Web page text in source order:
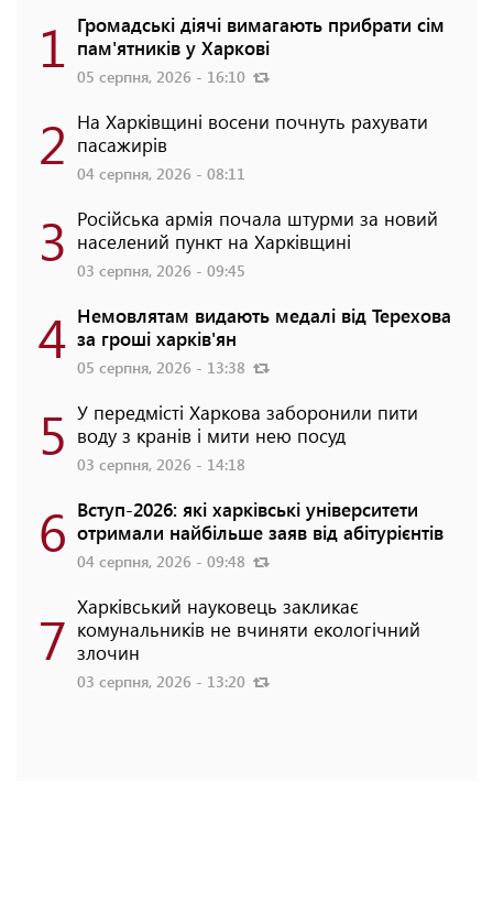
1 Громадські діячі вимагають прибрати сім
пам'ятників у Харкові
05 серпня, 2026 - 16:10
2 На Харківщині восени почнуть рахувати
пасажирів
04 серпня, 2026 - 08:11
3 Російська армія почала штурми за новий
населений пункт на Харківщині
03 серпня, 2026 - 09:45
4 Немовлятам видають медалі від Терехова
за гроші харків'ян
05 серпня, 2026 - 13:38
5 У передмісті Харкова заборонили пити
воду з кранів і мити нею посуд
03 серпня, 2026 - 14:18
6 Вступ-2026: які харківські університети
отримали найбільше заяв від абітурієнтів
04 серпня, 2026 - 09:48
7 Харківський науковець закликає
комунальників не вчиняти екологічний
злочин
03 серпня, 2026 - 13:20